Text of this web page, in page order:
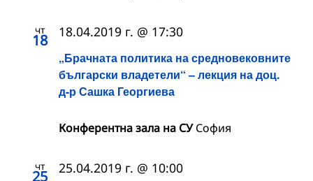
чт
18
„Брачната политика на средновековните
български владетели“ – лекция на доц.
д-р Сашка Георгиева
18.04.2019 г. @ 17:30
Конферентна зала на СУСофия
чт
25 25.04.2019 г. @ 10:00